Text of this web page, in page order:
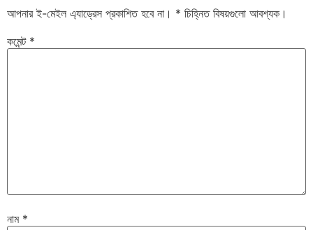
আপনার ই-মেইল এ্যাড্রেস প্রকাশিত হবে না। * চিহ্নিত বিষয়গুলো আবশ্যক।
কমেন্ট *
নাম *